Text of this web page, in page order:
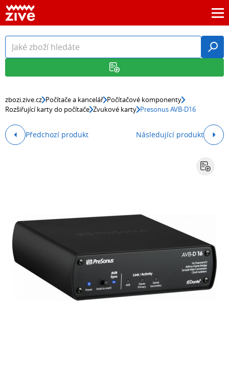
zbozi.zive.cz Počítače a kancelář Počítačové komponenty
Rozšiřující karty do počítače Zvukové karty Presonus AVB-D16
Předchozí produkt Následující produkt